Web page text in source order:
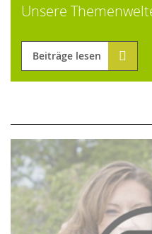
Unsere
Beiträge lesen